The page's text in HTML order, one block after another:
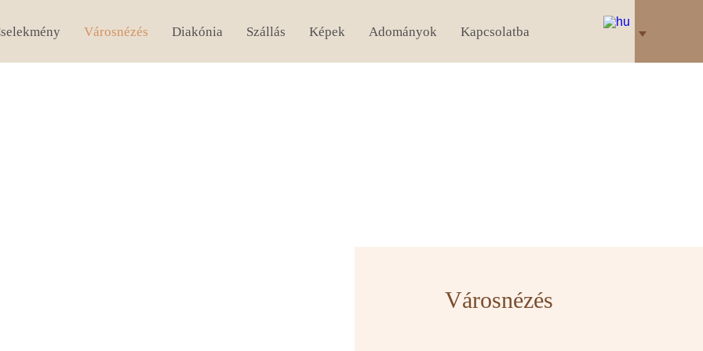
Városnézés Diakónia Szállás Képek Adományok Kapcsolatba
Városnézés